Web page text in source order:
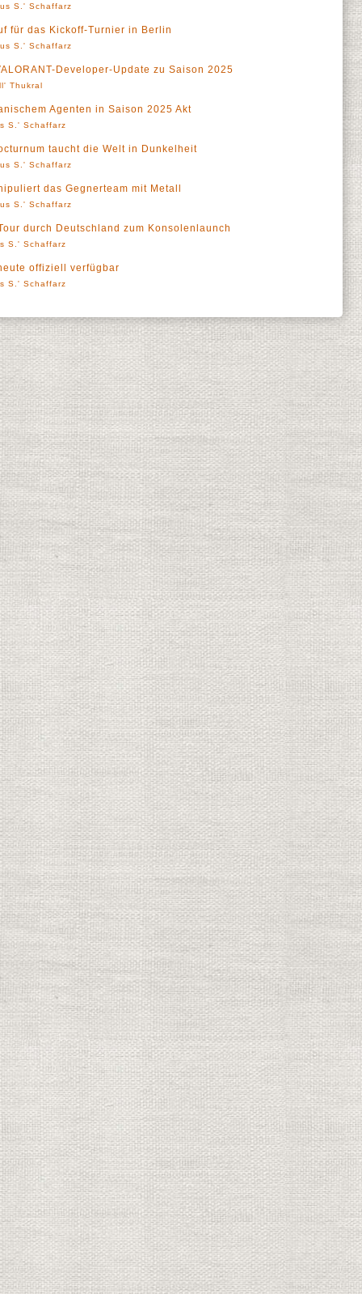
S.' Schaffarz
für das Kickoff-Turnier in Berlin
S.' Schaffarz
Developer-Update zu Saison 2025
Thukral
Agenten in Saison 2025 Akt
S.' Schaffarz
taucht die Welt in Dunkelheit
S.' Schaffarz
das Gegnerteam mit Metall
S.' Schaffarz
durch Deutschland zum Konsolenlaunch
S.' Schaffarz
offiziell verfügbar
S.' Schaffarz